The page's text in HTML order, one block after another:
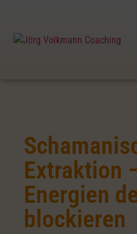
Extraktion
Energien
blockieren